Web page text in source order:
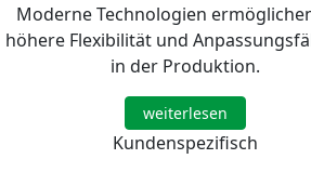
Moderne Technologien
höhere Flexibilität und
in der Produktion.
weiterlesen
Kundenspezifisch